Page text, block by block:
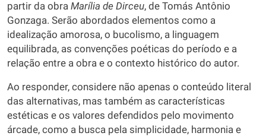
partir da obra Marília de Dirceu, de Tomás Antônio
Gonzaga. Serão abordados elementos como a
idealização amorosa, o bucolismo, a linguagem
equilibrada, as convenções poéticas do período e a
relação entre a obra e o contexto histórico do autor.
Ao responder, considere não apenas o conteúdo literal
das alternativas, mas também as características
estéticas e os valores defendidos pelo movimento
árcade, como a busca pela simplicidade, harmonia e